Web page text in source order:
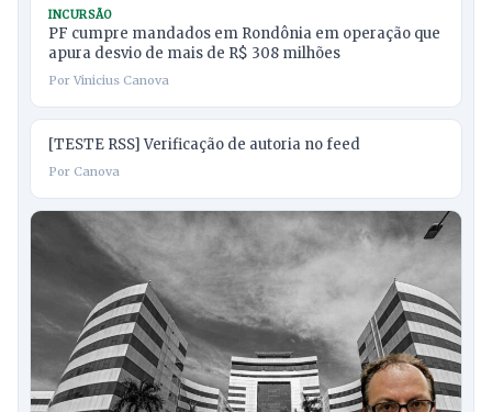
INCURSÃO
PF cumpre mandados em Rondônia em operação que
apura desvio de mais de R$ 308 milhões
Por Vinicius Canova
[TESTE RSS] Verificação de autoria no feed
Por Canova